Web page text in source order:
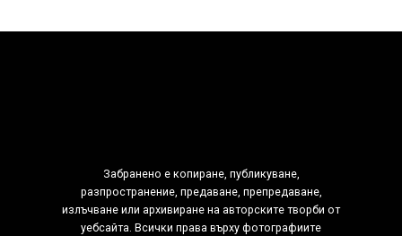
Забранено е копиране, публикуване,
разпространение, предаване, препредаване,
излъчване или архивиране на авторските творби от
уебсайта. Всички права върху фотографиите